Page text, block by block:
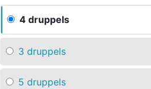
4 druppels
3 druppels
5 druppels